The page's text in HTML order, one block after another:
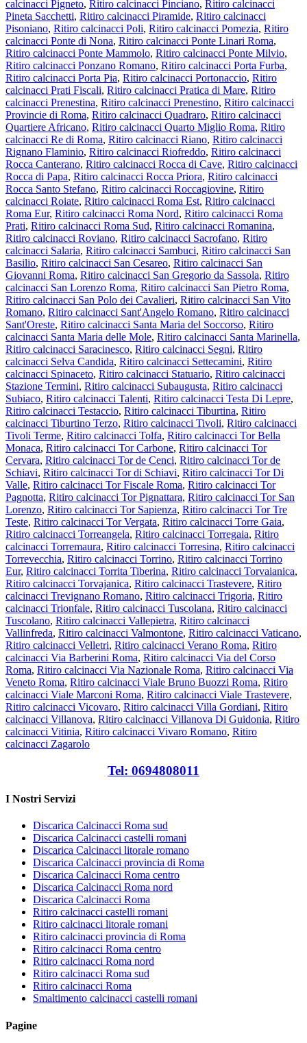
calcinacci Pigneto, Ritiro calcinacci Pinciano, Ritiro calcinacci
Pineta Sacchetti, Ritiro calcinacci Piramide, Ritiro calcinacci
Pisoniano, Ritiro calcinacci Poli, Ritiro calcinacci Pomezia, Ritiro
calcinacci Ponte di Nona, Ritiro calcinacci Ponte Linari Roma,
Ritiro calcinacci Ponte Mammolo, Ritiro calcinacci Ponte Milvio,
Ritiro calcinacci Ponzano Romano, Ritiro calcinacci Porta Furba,
Ritiro calcinacci Porta Pia, Ritiro calcinacci Portonaccio, Ritiro
calcinacci Prati Fiscali, Ritiro calcinacci Pratica di Mare, Ritiro
calcinacci Prenestina, Ritiro calcinacci Prenestino, Ritiro calcinacci
Provincie di Roma, Ritiro calcinacci Quadraro, Ritiro calcinacci
Quartiere Africano, Ritiro calcinacci Quarto Miglio Roma, Ritiro
calcinacci Re di Roma, Ritiro calcinacci Riano, Ritiro calcinacci
Rignano Flaminio, Ritiro calcinacci Riofreddo, Ritiro calcinacci
Rocca Canterano, Ritiro calcinacci Rocca di Cave, Ritiro calcinacci
Rocca di Papa, Ritiro calcinacci Rocca Priora, Ritiro calcinacci
Rocca Santo Stefano, Ritiro calcinacci Roccagiovine, Ritiro
calcinacci Roiate, Ritiro calcinacci Roma Est, Ritiro calcinacci
Roma Eur, Ritiro calcinacci Roma Nord, Ritiro calcinacci Roma
Prati, Ritiro calcinacci Roma Sud, Ritiro calcinacci Romanina,
Ritiro calcinacci Roviano, Ritiro calcinacci Sacrofano, Ritiro
calcinacci Salaria, Ritiro calcinacci Sambuci, Ritiro calcinacci San
Basilio, Ritiro calcinacci San Cesareo, Ritiro calcinacci San
Giovanni Roma, Ritiro calcinacci San Gregorio da Sassola, Ritiro
calcinacci San Lorenzo Roma, Ritiro calcinacci San Pietro Roma,
Ritiro calcinacci San Polo dei Cavalieri, Ritiro calcinacci San Vito
Romano, Ritiro calcinacci Sant'Angelo Romano, Ritiro calcinacci
Sant'Oreste, Ritiro calcinacci Santa Maria del Soccorso, Ritiro
calcinacci Santa Maria delle Mole, Ritiro calcinacci Santa Marinella,
Ritiro calcinacci Saracinesco, Ritiro calcinacci Segni, Ritiro
calcinacci Selva Candida, Ritiro calcinacci Settecamini, Ritiro
calcinacci Spinaceto, Ritiro calcinacci Statuario, Ritiro calcinacci
Stazione Termini, Ritiro calcinacci Subaugusta, Ritiro calcinacci
Subiaco, Ritiro calcinacci Talenti, Ritiro calcinacci Testa Di Lepre,
Ritiro calcinacci Testaccio, Ritiro calcinacci Tiburtina, Ritiro
calcinacci Tiburtino Terzo, Ritiro calcinacci Tivoli, Ritiro calcinacci
Tivoli Terme, Ritiro calcinacci Tolfa, Ritiro calcinacci Tor Bella
Monaca, Ritiro calcinacci Tor Carbone, Ritiro calcinacci Tor
Cervara, Ritiro calcinacci Tor de Cenci, Ritiro calcinacci Tor de
Schiavi, Ritiro calcinacci Tor di Schiavi, Ritiro calcinacci Tor Di
Valle, Ritiro calcinacci Tor Fiscale Roma, Ritiro calcinacci Tor
Pagnotta, Ritiro calcinacci Tor Pignattara, Ritiro calcinacci Tor San
Lorenzo, Ritiro calcinacci Tor Sapienza, Ritiro calcinacci Tor Tre
Teste, Ritiro calcinacci Tor Vergata, Ritiro calcinacci Torre Gaia,
Ritiro calcinacci Torreangela, Ritiro calcinacci Torregaia, Ritiro
calcinacci Torremaura, Ritiro calcinacci Torresina, Ritiro calcinacci
Torrevecchia, Ritiro calcinacci Torrino, Ritiro calcinacci Torrino
Eur, Ritiro calcinacci Torrita Tiberina, Ritiro calcinacci Torvaianica,
Ritiro calcinacci Torvajanica, Ritiro calcinacci Trastevere, Ritiro
calcinacci Trevignano Romano, Ritiro calcinacci Trigoria, Ritiro
calcinacci Trionfale, Ritiro calcinacci Tuscolana, Ritiro calcinacci
Tuscolano, Ritiro calcinacci Vallepietra, Ritiro calcinacci
Vallinfreda, Ritiro calcinacci Valmontone, Ritiro calcinacci Vaticano,
Ritiro calcinacci Velletri, Ritiro calcinacci Verano Roma, Ritiro
calcinacci Via Barberini Roma, Ritiro calcinacci Via del Corso
Roma, Ritiro calcinacci Via Nazionale Roma, Ritiro calcinacci Via
Veneto Roma, Ritiro calcinacci Viale Bruno Buozzi Roma, Ritiro
calcinacci Viale Marconi Roma, Ritiro calcinacci Viale Trastevere,
Ritiro calcinacci Vicovaro, Ritiro calcinacci Villa Gordiani, Ritiro
calcinacci Villanova, Ritiro calcinacci Villanova Di Guidonia, Ritiro
calcinacci Vitinia, Ritiro calcinacci Vivaro Romano, Ritiro
calcinacci Zagarolo
Tel: 0694808011
I Nostri Servizi
Discarica Calcinacci Roma sud
Discarica Calcinacci castelli romani
Discarica Calcinacci litorale romano
Discarica Calcinacci provincia di Roma
Discarica Calcinacci Roma centro
Discarica Calcinacci Roma nord
Discarica Calcinacci Roma
Ritiro calcinacci castelli romani
Ritiro calcinacci litorale romani
Ritiro calcinacci provincia di Roma
Ritiro calcinacci Roma centro
Ritiro calcinacci Roma nord
Ritiro calcinacci Roma sud
Ritiro calcinacci Roma
Smaltimento calcinacci castelli romani
Pagine